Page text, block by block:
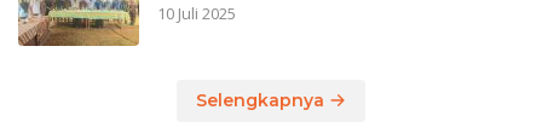
10 Juli 2025
Selengkapnya